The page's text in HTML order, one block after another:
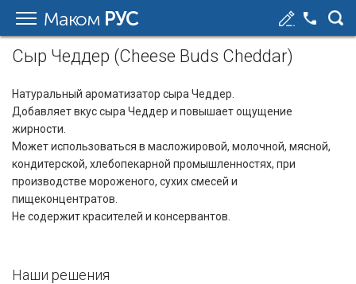
Маком РУС
Сыр Чеддер (Cheese Buds Cheddar)
Натуральный ароматизатор сыра Чеддер.
Добавляет вкус сыра Чеддер и повышает ощущение
жирности.
Может использоваться в масложировой, молочной, мясной,
кондитерской, хлебопекарной промышленностях, при
производстве мороженого, сухих смесей и
пищеконцентратов.
Не содержит красителей и консервантов.
Наши решения